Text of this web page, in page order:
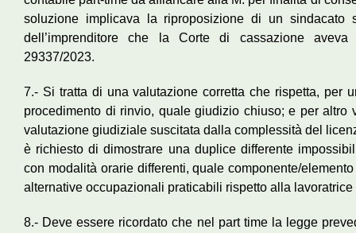
soluzione implicava la riproposizione di un sindacato
dell’imprenditore che la Corte di cassazione aveva
29337/2023.
7.- Si tratta di una valutazione corretta che rispetta, per
procedimento di rinvio, quale giudizio chiuso; e per altro
valutazione giudiziale suscitata dalla complessità del
è richiesto di dimostrare una duplice differente
con modalità orarie differenti, quale componente/
alternative occupazionali praticabili rispetto alla
8.- Deve essere ricordato che nel part time la legge